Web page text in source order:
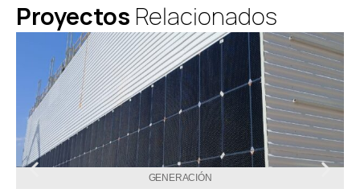
Proyectos Relacionados
GENERACIÓN